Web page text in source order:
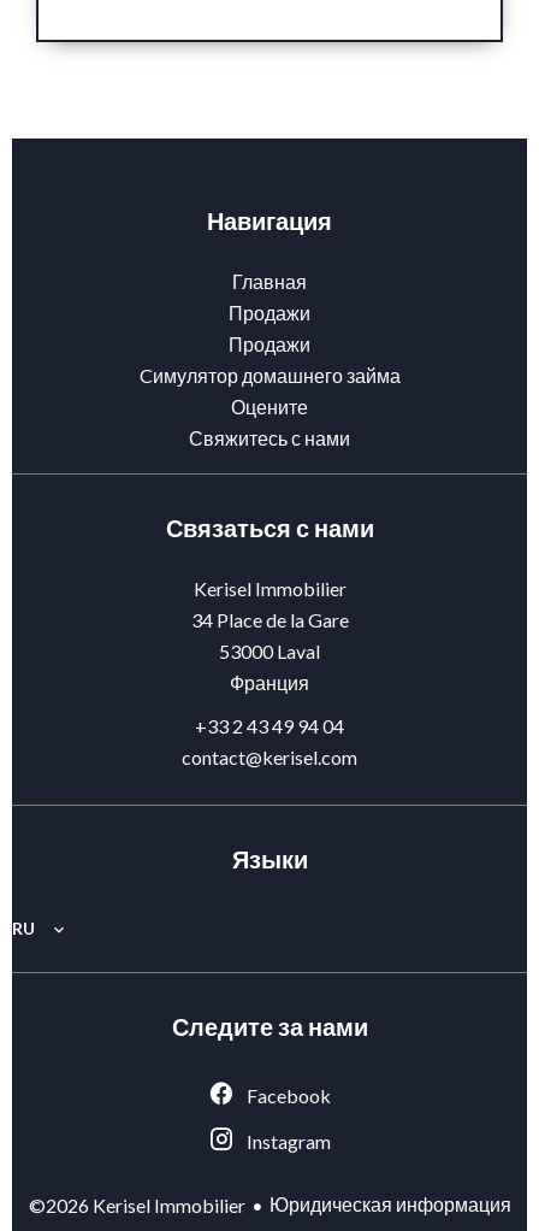
Навигация
Главная
Продажи
Продажи
Cимулятор домашнего займа
Оцените
Свяжитесь с нами
Связаться с нами
Kerisel Immobilier
34 Place de la Gare
53000Laval
Франция
+33 2 43 49 94 04
contact@kerisel.com
Языки
RU
Следите за нами
Facebook
Instagram
©2026 Kerisel Immobilier
Юридическая информация